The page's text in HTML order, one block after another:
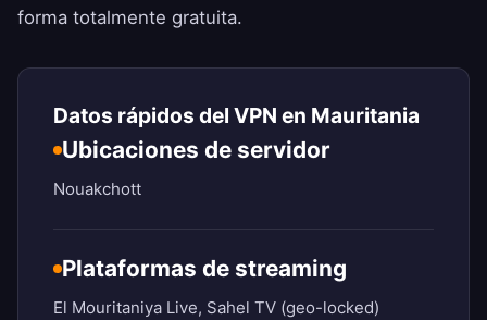
forma totalmente gratuita.
Datos rápidos del VPN en Mauritania
Ubicaciones de servidor
Nouakchott
Plataformas de streaming
El Mouritaniya Live, Sahel TV (geo-locked)